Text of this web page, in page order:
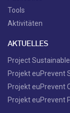
Tools
Aktivitäten
AKTUELLES
Project
Projekt euPrevent
Projekt euPrevent
Projekt euPrevent